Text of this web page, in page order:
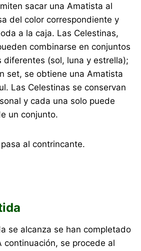
sacar una Amatista al
del color correspondiente y
a la caja. Las Celestinas,
combinarse en conjuntos
diferentes (sol, luna y estrella);
set, se obtiene una Amatista
Las Celestinas se conservan
y cada una solo puede
un conjunto.
al contrincante.
se alcanza se han completado
continuación, se procede al